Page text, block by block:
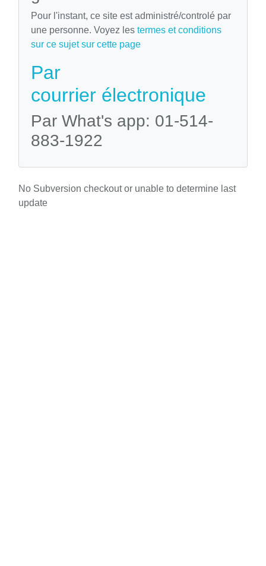
Pour l'instant, ce site est administré/controlé par
une personne. Voyez les termes et conditions
sur ce sujet sur cette page
Par
courrier électronique
Par What's app: 01-514-
883-1922
No Subversion checkout or unable to determine last
update